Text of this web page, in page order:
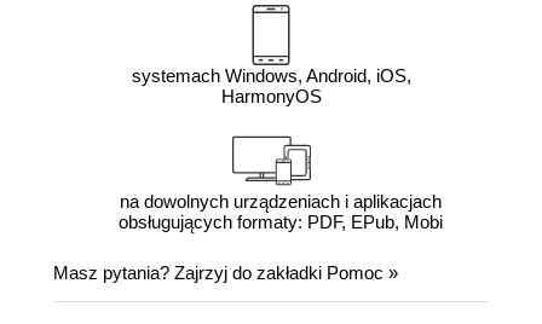
systemach Windows, Android, iOS,
HarmonyOS
na dowolnych urządzeniach i aplikacjach
obsługujących formaty: PDF, EPub, Mobi
Masz pytania? Zajrzyj do zakładki Pomoc »